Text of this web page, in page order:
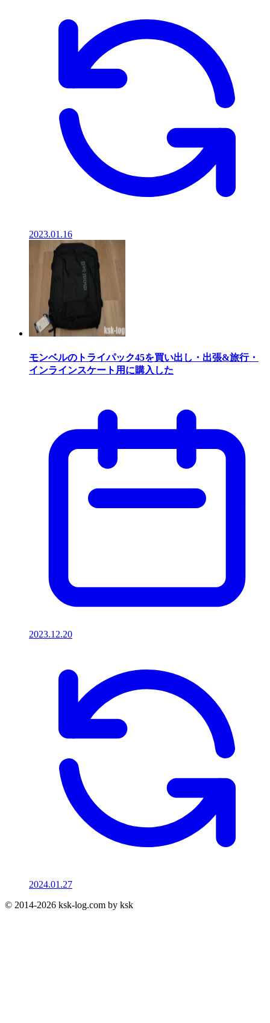
2023.01.16
モンベルのトライパック45を買い出し・出張&旅行・
インラインスケート用に購入した
2023.12.20
2024.01.27
© 2014-2026 ksk-log.com by ksk